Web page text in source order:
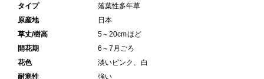
タイプ
落葉性多年草
原産地
日本
草丈/樹高
5～20cmほど
開花期
6～7月ごろ
花色
淡いピンク、白
耐寒性
強い